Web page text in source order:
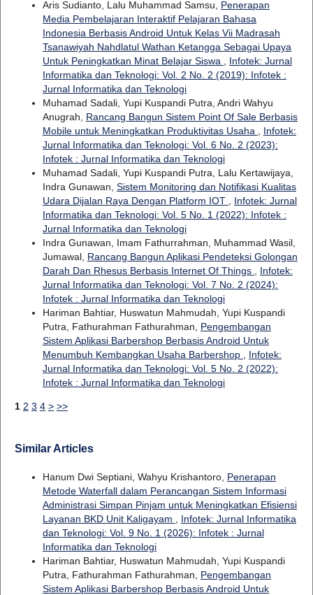
Aris Sudianto, Lalu Muhammad Samsu, Penerapan
Media Pembelajaran Interaktif Pelajaran Bahasa
Indonesia Berbasis Android Untuk Kelas Vii Madrasah
Tsanawiyah Nahdlatul Wathan Ketangga Sebagai Upaya
Untuk Peningkatkan Minat Belajar Siswa
Infotek: Jurnal
Informatika dan Teknologi: Vol. 2 No. 2 (2019): Infotek :
Jurnal Informatika dan Teknologi
Muhamad Sadali, Yupi Kuspandi Putra, Andri Wahyu
Anugrah, Rancang Bangun Sistem Point Of Sale Berbasis
Mobile untuk Meningkatkan Produktivitas Usaha
Infotek:
Jurnal Informatika dan Teknologi: Vol. 6 No. 2 (2023):
Infotek : Jurnal Informatika dan Teknologi
Muhamad Sadali, Yupi Kuspandi Putra, Lalu Kertawijaya,
Indra Gunawan, Sistem Monitoring dan Notifikasi Kualitas
Udara Dijalan Raya Dengan Platform IOT
Infotek: Jurnal
Informatika dan Teknologi: Vol. 5 No. 1 (2022): Infotek :
Jurnal Informatika dan Teknologi
Indra Gunawan, Imam Fathurrahman, Muhammad Wasil,
Jumawal, Rancang Bangun Aplikasi Pendeteksi Golongan
Darah Dan Rhesus Berbasis Internet Of Things
Infotek:
Jurnal Informatika dan Teknologi: Vol. 7 No. 2 (2024):
Infotek : Jurnal Informatika dan Teknologi
Hariman Bahtiar, Huswatun Mahmudah, Yupi Kuspandi
Putra, Fathurahman Fathurahman, Pengembangan
Sistem Aplikasi Barbershop Berbasis Android Untuk
Menumbuh Kembangkan Usaha Barbershop
Infotek:
Jurnal Informatika dan Teknologi: Vol. 5 No. 2 (2022):
Infotek : Jurnal Informatika dan Teknologi
1 2 3 4 > >>
Similar Articles
Hanum Dwi Septiani, Wahyu Krishantoro, Penerapan
Metode Waterfall dalam Perancangan Sistem Informasi
Administrasi Simpan Pinjam untuk Meningkatkan Efisiensi
Layanan BKD Unit Kaligayam
Infotek: Jurnal Informatika
dan Teknologi: Vol. 9 No. 1 (2026): Infotek : Jurnal
Informatika dan Teknologi
Hariman Bahtiar, Huswatun Mahmudah, Yupi Kuspandi
Putra, Fathurahman Fathurahman, Pengembangan
Sistem Aplikasi Barbershop Berbasis Android Untuk